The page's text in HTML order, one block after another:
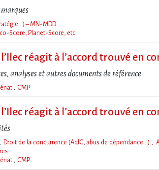
marques
– MN-MDD…
Score, Planet-Score, etc.
l​‌’Ilec réagit à l​‌’accord trouvé en
analyses et autres documents de référence
CMP
l​‌’Ilec réagit à l​‌’accord trouvé en
Droit de la concurrence (AdlC, abus de dépendance…)
CMP